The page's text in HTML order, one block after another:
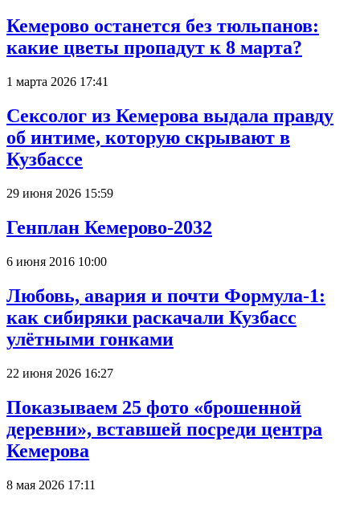
Кемерово останется без тюльпанов:
какие цветы пропадут к 8 марта?
1 марта 2026 17:41
Сексолог из Кемерова выдала правду
об интиме, которую скрывают в
Кузбассе
29 июня 2026 15:59
Генплан Кемерово-2032
6 июня 2016 10:00
Любовь, авария и почти Формула-1:
как сибиряки раскачали Кузбасс
улётными гонками
22 июня 2026 16:27
Показываем 25 фото «брошенной
деревни», вставшей посреди центра
Кемерова
8 мая 2026 17:11